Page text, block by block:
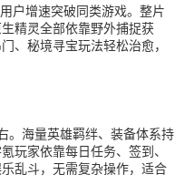
户增速突破同类游戏。整片
精灵全部依靠野外捕捉获
、秘境寻宝玩法轻松治愈，
。海量英雄羁绊、装备体系持
玩家依靠每日任务、签到、
乱斗，无需复杂操作，适合